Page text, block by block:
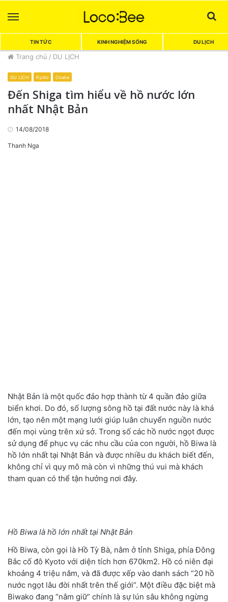
TIN TỨC KINH NGHIỆM SỐNG DU LỊCH
Trang chủ / DU LỊCH
DU LỊCH Kyoto Osaka
Đến Shiga tìm hiểu về hồ nước lớn
nhất Nhật Bản
14/08/2018
Thanh Nga
Nhật Bản là một quốc đảo hợp thành từ 4 quần đảo giữa
biển khơi. Do đó, số lượng sông hồ tại đất nước này là khá
lớn, tạo nên một mạng lưới giúp luân chuyển nguồn nước
đến mọi vùng trên xứ sở. Trong số các hồ nước ngọt được
sử dụng để phục vụ các nhu cầu của con người, hồ Biwa là
hồ lớn nhất tại Nhật Bản và được nhiều du khách biết đến,
không chỉ vì quy mô mà còn vì những thú vui mà khách
tham quan có thể tận hưởng nơi đây.
Hồ Biwa là hồ lớn nhất tại Nhật Bản
Hồ Biwa, còn gọi là Hồ Tỳ Bà, nằm ở tỉnh Shiga, phía Đông
Bắc cố đô Kyoto với diện tích hơn 670km2. Hồ có niên đại
khoảng 4 triệu năm, và đã được xếp vào danh sách “20 hồ
nước ngọt lâu đời nhất trên thế giới”. Một điều đặc biệt mà
Biwako đang “nắm giữ” chính là sự lún sâu không ngừng